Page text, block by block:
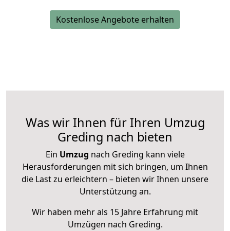
Kostenlose Angebote erhalten
Was wir Ihnen für Ihren Umzug
Greding nach bieten
Ein Umzug nach Greding kann viele
Herausforderungen mit sich bringen, um Ihnen
die Last zu erleichtern – bieten wir Ihnen unsere
Unterstützung an.
Wir haben mehr als 15 Jahre Erfahrung mit
Umzügen nach Greding.